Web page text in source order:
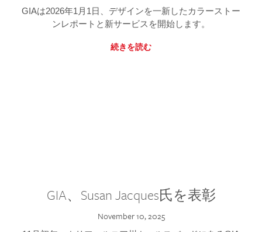
GIAは2026年1月1日、デザインを一新したカラーストー
ンレポートと新サービスを開始します。
続きを読む
GIA、Susan Jacques氏を表彰
November 10, 2025